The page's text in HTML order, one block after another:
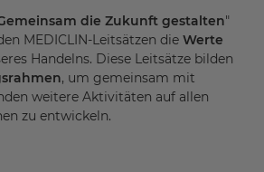
Platformdie Zukunft gestalten"
MEDICLIN-Leitsätzen die Werte
Handelns. Diese Leitsätze bilden
, um gemeinsam mit
weitere Aktivitäten auf allen
zu entwickeln.